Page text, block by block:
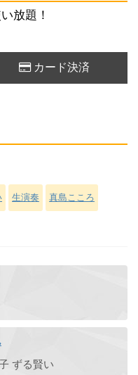
放題！
カード決済
生演奏 真島こころ
ずる賢い